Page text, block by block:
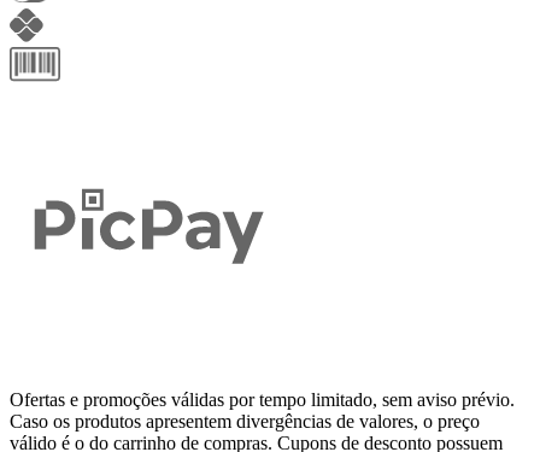
Ofertas e promoções válidas por tempo limitado, sem aviso prévio.
Caso os produtos apresentem divergências de valores, o preço
válido é o do carrinho de compras. Cupons de desconto possuem